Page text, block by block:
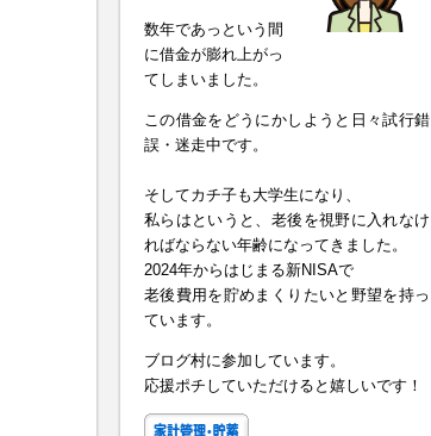
数年であっという間
に借金が膨れ上がっ
てしまいました。
この借金をどうにかしようと日々試行錯
誤・迷走中です。
そしてカチ子も大学生になり、
私らはというと、老後を視野に入れなけ
ればならない年齢になってきました。
2024年からはじまる新NISAで
老後費用を貯めまくりたいと野望を持っ
ています。
ブログ村に参加しています。
応援ポチしていただけると嬉しいです！